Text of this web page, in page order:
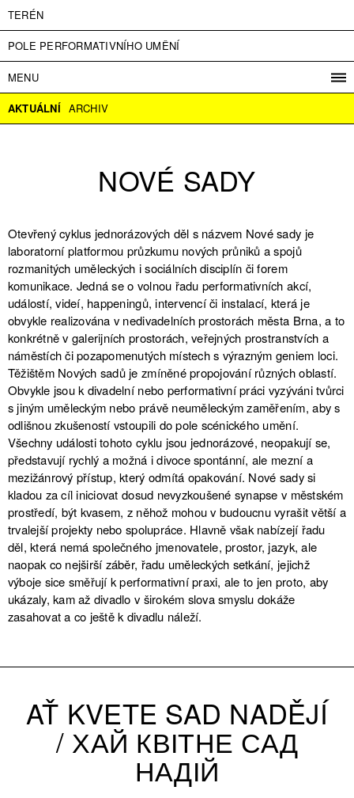
TERÉN
POLE PERFORMATIVNÍHO UMĚNÍ
MENU
PROGRAM
PROJEKTY
PRESS
PARTNEŘI
ENGLISH
AKTUÁLNÍ ARCHIV
NOVÉ SADY
Otevřený cyklus jednorázových děl s názvem Nové sady je
laboratorní platformou průzkumu nových průniků a spojů
rozmanitých uměleckých i sociálních disciplín či forem
komunikace. Jedná se o volnou řadu performativních akcí,
událostí, videí, happeningů, intervencí či instalací, která je
obvykle realizována v nedivadelních prostorách města Brna, a to
konkrétně v galerijních prostorách, veřejných prostranstvích a
náměstích či pozapomenutých místech s výrazným geniem loci.
Těžištěm Nových sadů je zmíněné propojování různých oblastí.
Obvykle jsou k divadelní nebo performativní práci vyzýváni tvůrci
s jiným uměleckým nebo právě neuměleckým zaměřením, aby s
odlišnou zkušeností vstoupili do pole scénického umění.
Všechny události tohoto cyklu jsou jednorázové, neopakují se,
představují rychlý a možná i divoce spontánní, ale mezní a
mezižánrový přístup, který odmítá opakování. Nové sady si
kladou za cíl iniciovat dosud nevyzkoušené synapse v městském
prostředí, být kvasem, z něhož mohou v budoucnu vyrašit větší a
trvalejší projekty nebo spolupráce. Hlavně však nabízejí řadu
děl, která nemá společného jmenovatele, prostor, jazyk, ale
naopak co nejširší záběr, řadu uměleckých setkání, jejichž
výboje sice směřují k performativní praxi, ale to jen proto, aby
ukázaly, kam až divadlo v širokém slova smyslu dokáže
zasahovat a co ještě k divadlu náleží.
AŤ KVETE SAD NADĚJÍ
/ ХАЙ КВІТНЕ САД
НАДІЙ